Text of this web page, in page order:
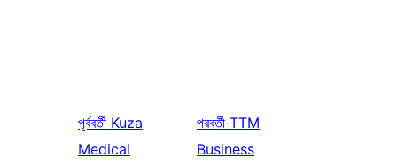
পূর্ববর্তী Kuza
Medical
পরবর্তী TTM
Business